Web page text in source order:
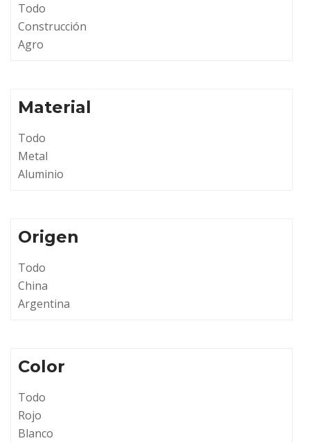
Todo
Construcción
Agro
Material
Todo
Metal
Aluminio
Origen
Todo
China
Argentina
Color
Todo
Rojo
Blanco